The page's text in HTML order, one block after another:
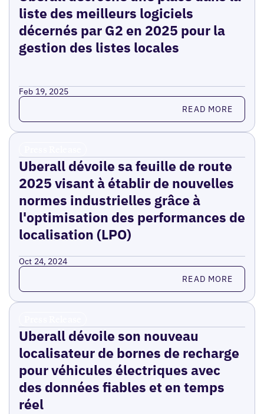
liste des meilleurs logiciels
décernés par G2 en 2025 pour la
gestion des listes locales
Feb 19, 2025
Read more READ MORE
Uberall dévoile sa feuille de route
2025 visant à établir de nouvelles
normes industrielles grâce à
l'optimisation des performances de
localisation (LPO)
Oct 24, 2024
Read more READ MORE
Uberall dévoile son nouveau
localisateur de bornes de recharge
pour véhicules électriques avec
des données fiables et en temps
réel